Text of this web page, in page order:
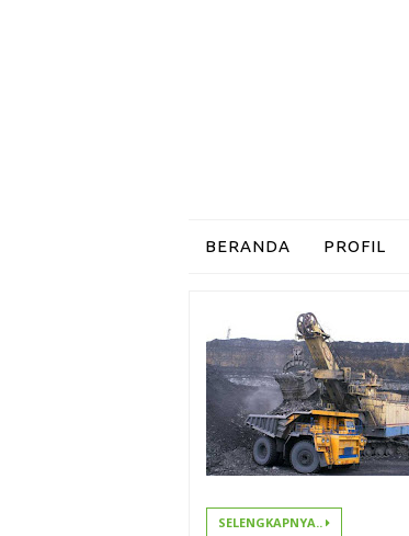
BERANDA PROFIL
SELENGKAPNYA..